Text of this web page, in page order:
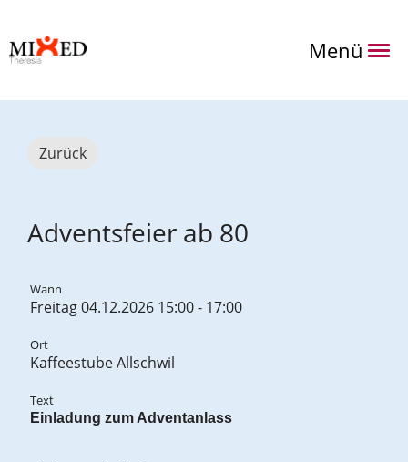
Menü
Zurück
Adventsfeier ab 80
Wann
Freitag 04.12.2026 15:00 - 17:00
Ort
Kaffeestube Allschwil
Text
Einladung zum Adventanlass